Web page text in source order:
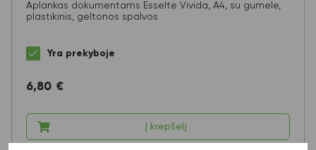
Aplankas dokumentams Esselte Vivida, A4, su gumele,
plastikinis, geltonos spalvos
Yra prekyboje
6,80 €
Į krepšelį